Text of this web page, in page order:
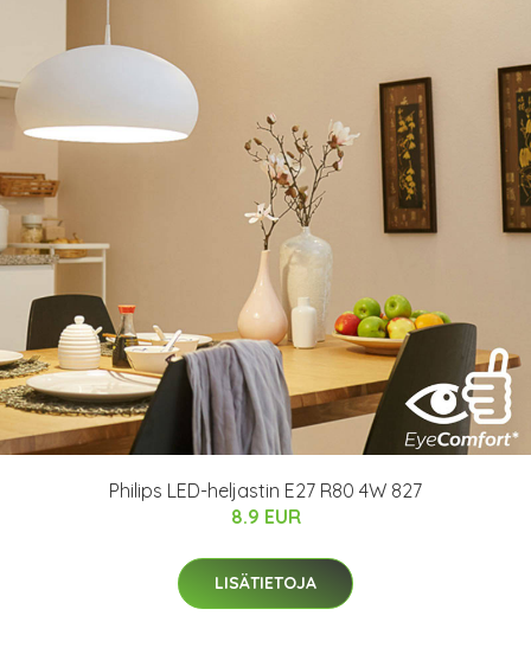
Philips LED-heljastin E27 R80 4W 827
8.9 EUR
LISÄTIETOJA